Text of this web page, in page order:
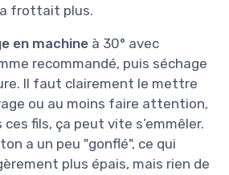
frottait plus.
en machine à 30° avec
recommandé, puis séchage
Il faut clairement le mettre
ou au moins faire attention,
ces fils, ça peut vite s’emmêler.
a un peu "gonflé", ce qui
plus épais, mais rien de